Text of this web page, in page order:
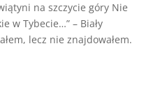
na szczycie góry Nie
w Tybecie…” – Biały
lecz nie znajdowałem.